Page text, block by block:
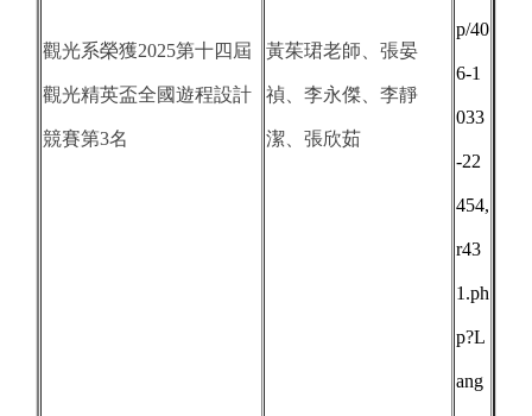
觀光系榮獲2025第十四屆
觀光精英盃全國遊程設計
競賽第3名
黃茱珺老師、張晏
禎、李永傑、李靜
潔、張欣茹
p/40
6-1
033
-22
454,
r43
1.ph
p?L
ang